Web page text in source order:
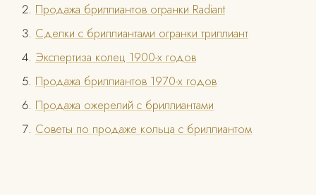
Продажа бриллиантов огранки Radiant
Сделки с бриллиантами огранки триллиант
Экспертиза колец 1900-х годов
Продажа бриллиантов 1970-х годов
Продажа ожерелий с бриллиантами
Советы по продаже кольца с бриллиантом